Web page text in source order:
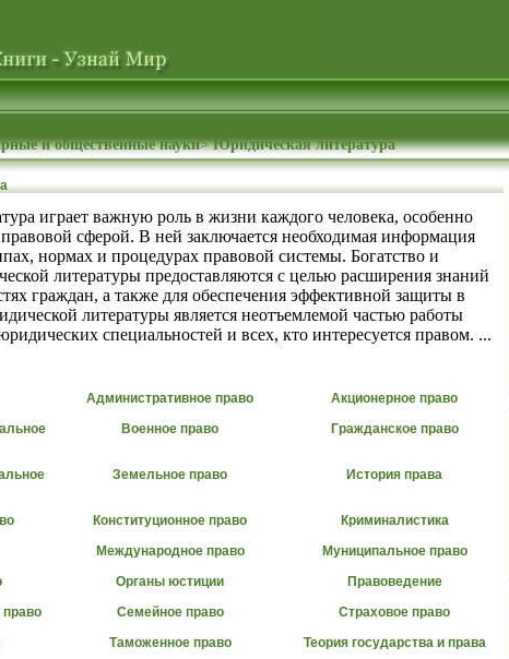
и общественные науки>Юридическая литература
играет важную роль в жизни каждого человека, особенно
правовой сферой. В ней заключается необходимая информация
нормах и процедурах правовой системы. Богатство и
литературы предоставляются с целью расширения знаний
граждан, а также для обеспечения эффективной защиты в
литературы является неотъемлемой частью работы
специальностей и всех, кто интересуется правом. ...
Административное право
Акционерное право
Военное право Гражданское право
Земельное право История права
Конституционное право
Криминалистика
Международное право
Муниципальное право
Органы юстиции
Правоведение
право
Семейное право
Страховое право
Таможенное право
Теория государства и права